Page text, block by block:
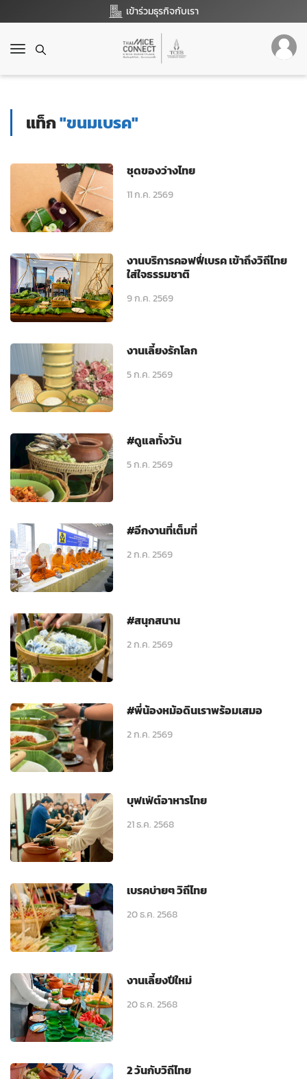
เข้าร่วมธุรกิจกับเรา
T
g
v
t
o
n
แท็ก"ขนมเบรค"
ชุดของว่างไทย
11 ก.ค. 2569
งานบริการคอฟฟี่เบรค เข้าถึงวิถีไทย
ใส่ใจธรรมชาติ
9 ก.ค. 2569
งานเลี้ยงรักโลก
5 ก.ค. 2569
#ดูแลทั้งวัน
5 ก.ค. 2569
#อีกงานที่เต็มที่
2 ก.ค. 2569
#สนุกสนาน
2 ก.ค. 2569
#พี่น้องหม้อดินเราพร้อมเสมอ
2 ก.ค. 2569
บุฟเฟ่ต์อาหารไทย
21 ธ.ค. 2568
เบรคบ่ายๆ วิถีไทย
20 ธ.ค. 2568
งานเลี้ยงปีใหม่
20 ธ.ค. 2568
2 วันกับวิถีไทย